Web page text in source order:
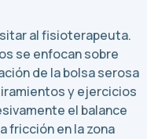
al fisioterapeuta.
se enfocan sobre
de la bolsa serosa
y ejercicios
el balance
fricción en la zona